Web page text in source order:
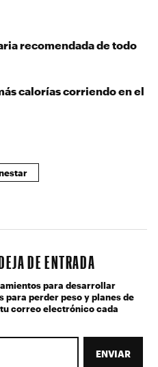
recomendada de todo
calorías corriendo en el
DE ENTRADA
para desarrollar
para perder peso y planes de
correo electrónico cada
ENVIAR